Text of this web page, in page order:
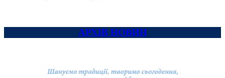
АРХІВ НОВИН